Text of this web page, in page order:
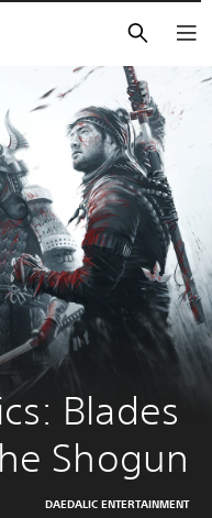
Blades
Shogun
DAEDALIC ENTERTAINMENT